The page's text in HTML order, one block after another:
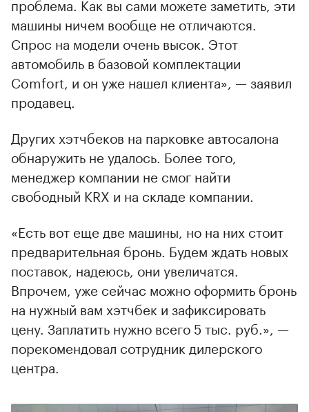
машины ничем вообще не отличаются.
Спрос на модели очень высок. Этот
автомобиль в базовой комплектации
Comfort, и он уже нашел клиента», — заявил
продавец.
Других хэтчбеков на парковке автосалона
обнаружить не удалось. Более того,
менеджер компании не смог найти
свободный KRX и на складе компании.
«Есть вот еще две машины, но на них стоит
предварительная бронь. Будем ждать новых
поставок, надеюсь, они увеличатся.
Впрочем, уже сейчас можно оформить бронь
на нужный вам хэтчбек и зафиксировать
цену. Заплатить нужно всего 5 тыс. руб.», —
порекомендовал сотрудник дилерского
центра.